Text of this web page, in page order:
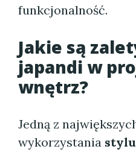
funkcjonalność.
Jakie są
japandi w
wnętrz?
Jedną z
wykorzystania